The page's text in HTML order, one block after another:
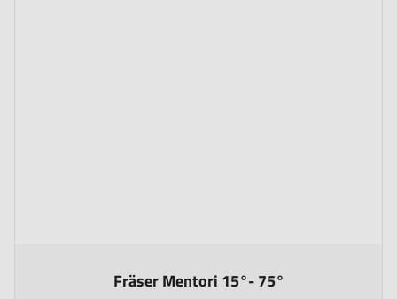
Fräser Mentori 15°- 75°
The price depends on the options chosen on the product page